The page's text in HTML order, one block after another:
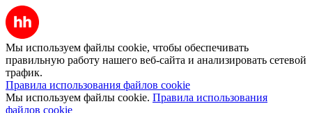
Мы используем файлы cookie, чтобы обеспечивать
правильную работу нашего веб-сайта и анализировать сетевой
трафик.
Правила использования файлов cookie
Мы используем файлы cookie. Правила использования
файлов cookie